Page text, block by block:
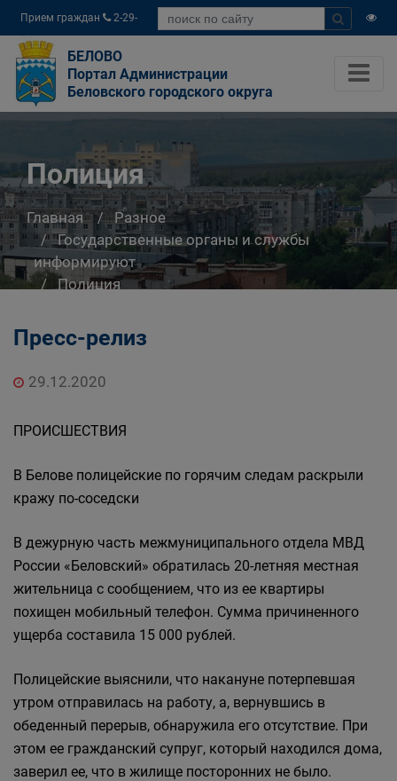
Прием граждан
2-29-
04
БЕЛОВО
Портал Администрации
Беловского городского округа
Полиция
Главная
Разное
Государственные органы и службы
информируют
Полиция
Пресс-релиз
29.12.2020
ПРОИСШЕСТВИЯ
В Белове полицейские по горячим следам раскрыли
кражу по-соседски
В дежурную часть межмуниципального отдела МВД
России «Беловский» обратилась 20-летняя местная
жительница с сообщением, что из ее квартиры
похищен мобильный телефон. Сумма причиненного
ущерба составила 15 000 рублей.
Полицейские выяснили, что накануне потерпевшая
утром отправилась на работу, а, вернувшись в
обеденный перерыв, обнаружила его отсутствие. При
этом ее гражданский супруг, который находился дома,
заверил ее, что в жилище посторонних не было.